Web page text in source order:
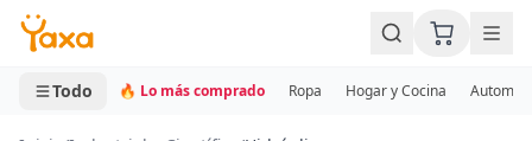
MINI CARRITO
0 productos
Todo 🔥 Lo más comprado Ropa Hogar y Cocina